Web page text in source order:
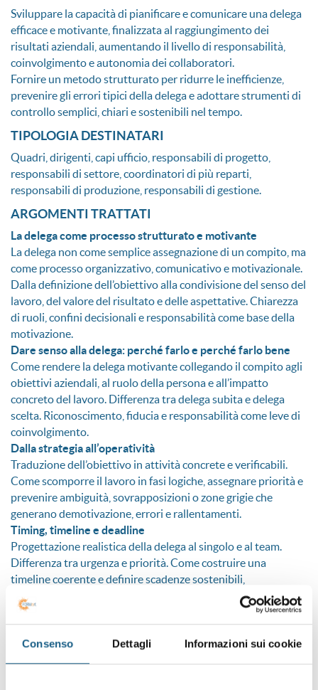
Consenso Dettagli Informazioni sui cookie
Sviluppare la capacità di pianificare e comunicare una delega
efficace e motivante, finalizzata al raggiungimento dei
risultati aziendali, aumentando il livello di responsabilità,
coinvolgimento e autonomia dei collaboratori.
Fornire un metodo strutturato per ridurre le inefficienze,
prevenire gli errori tipici della delega e adottare strumenti di
controllo semplici, chiari e sostenibili nel tempo.
TIPOLOGIA DESTINATARI
Quadri, dirigenti, capi ufficio, responsabili di progetto,
responsabili di settore, coordinatori di più reparti,
responsabili di produzione, responsabili di gestione.
ARGOMENTI TRATTATI
La delega come processo strutturato e motivante
La delega non come semplice assegnazione di un compito, ma
come processo organizzativo, comunicativo e motivazionale.
Dalla definizione dell’obiettivo alla condivisione del senso del
lavoro, del valore del risultato e delle aspettative. Chiarezza
di ruoli, confini decisionali e responsabilità come base della
motivazione.
Dare senso alla delega: perché farlo e perché farlo bene
Come rendere la delega motivante collegando il compito agli
obiettivi aziendali, al ruolo della persona e all’impatto
concreto del lavoro. Differenza tra delega subita e delega
scelta. Riconoscimento, fiducia e responsabilità come leve di
coinvolgimento.
Dalla strategia all’operatività
Traduzione dell’obiettivo in attività concrete e verificabili.
Come scomporre il lavoro in fasi logiche, assegnare priorità e
prevenire ambiguità, sovrapposizioni o zone grigie che
generano demotivazione, errori e rallentamenti.
Timing, timeline e deadline
Progettazione realistica della delega al singolo e al team.
Differenza tra urgenza e priorità. Come costruire una
timeline coerente e definire scadenze sostenibili,
mantenendo il controllo dell’avanzamento senza ricadere
nella micro-gestione, che mina autonomia e motivazione.
Delegare, affiancare, sviluppare autonomia
La delega come leva di crescita e di fiducia. Il percorso di
affiancamento e sviluppo delle competenze attraverso step